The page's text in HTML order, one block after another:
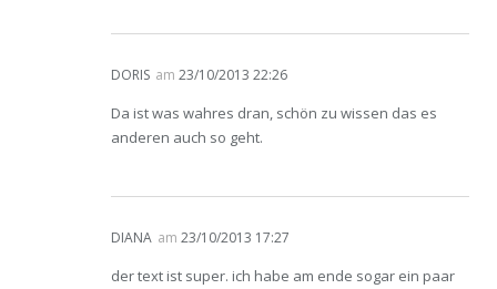
DORIS am 23/10/2013 22:26
Da ist was wahres dran, schön zu wissen das es
anderen auch so geht.
DIANA am 23/10/2013 17:27
der text ist super. ich habe am ende sogar ein paar